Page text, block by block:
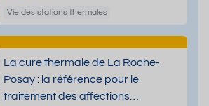
Vie des stations thermales
La cure thermale de La Roche-
Posay : la référence pour le
traitement des affections